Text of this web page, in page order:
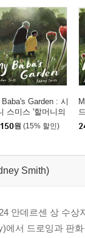
Baba's Garden : 시
스미스 '할머니의
서' 원서 (영국판)
원 (15% 할인)
Smith)
안데르센 상 수상
에서 드로잉과 판